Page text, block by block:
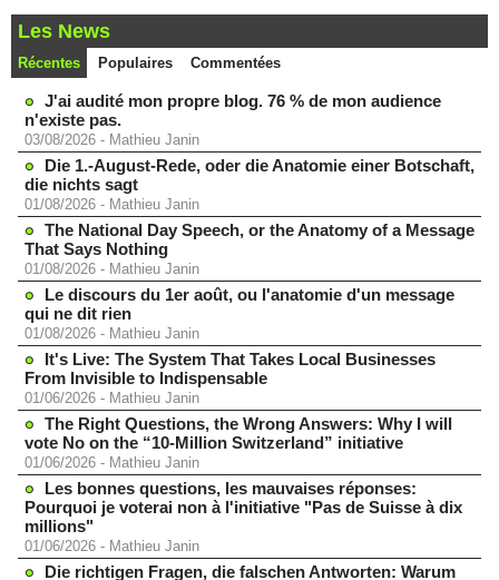
Les News
Récentes Populaires Commentées
J'ai audité mon propre blog. 76 % de mon audience
n'existe pas.
03/08/2026 - Mathieu Janin
Die 1.-August-Rede, oder die Anatomie einer Botschaft,
die nichts sagt
01/08/2026 - Mathieu Janin
The National Day Speech, or the Anatomy of a Message
That Says Nothing
01/08/2026 - Mathieu Janin
Le discours du 1er août, ou l'anatomie d'un message
qui ne dit rien
01/08/2026 - Mathieu Janin
It's Live: The System That Takes Local Businesses
From Invisible to Indispensable
01/06/2026 - Mathieu Janin
The Right Questions, the Wrong Answers: Why I will
vote No on the “10-Million Switzerland” initiative
01/06/2026 - Mathieu Janin
Les bonnes questions, les mauvaises réponses:
Pourquoi je voterai non à l'initiative "Pas de Suisse à dix
millions"
01/06/2026 - Mathieu Janin
Die richtigen Fragen, die falschen Antworten: Warum